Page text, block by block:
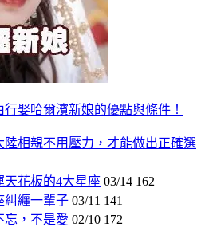
娶哈爾濱新娘的優點與條件！
陸相親不用壓力，才能做出正確選
天花板的4大星座 03/14 162
糾纏一輩子 03/11 141
忘，不是愛 02/10 172